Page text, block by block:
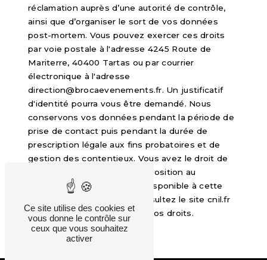
réclamation auprès d’une autorité de contrôle,
ainsi que d’organiser le sort de vos données
post-mortem. Vous pouvez exercer ces droits
par voie postale à l'adresse 4245 Route de
Mariterre, 40400 Tartas ou par courrier
électronique à l'adresse
direction@brocaevenements.fr. Un justificatif
d'identité pourra vous être demandé. Nous
conservons vos données pendant la période de
prise de contact puis pendant la durée de
prescription légale aux fins probatoires et de
gestion des contentieux. Vous avez le droit de
vous inscrire sur la liste d'opposition au
démarchage téléphonique, disponible à cette
. Consultez le site cnil.fr
pour plus d’informations sur vos droits.
Ce site utilise des cookies et
vous donne le contrôle sur
ceux que vous souhaitez
activer